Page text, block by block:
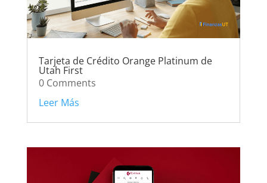
Tarjeta de Crédito Orange Platinum de
Utah First
0 Comments
Leer Más